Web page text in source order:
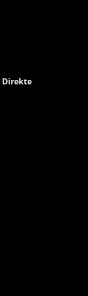
Direkte